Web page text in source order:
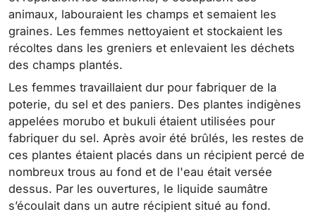
animaux, labouraient les champs et semaient les
graines. Les femmes nettoyaient et stockaient les
récoltes dans les greniers et enlevaient les déchets
des champs plantés.
Les femmes travaillaient dur pour fabriquer de la
poterie, du sel et des paniers. Des plantes indigènes
appelées morubo et bukuli étaient utilisées pour
fabriquer du sel. Après avoir été brûlés, les restes de
ces plantes étaient placés dans un récipient percé de
nombreux trous au fond et de l'eau était versée
dessus. Par les ouvertures, le liquide saumâtre
s’écoulait dans un autre récipient situé au fond.